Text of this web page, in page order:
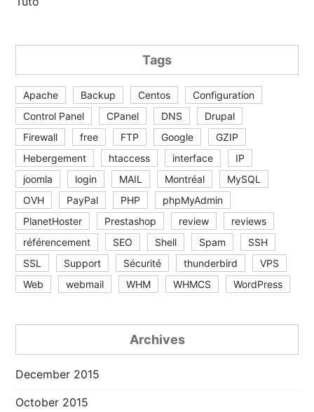
Tags
Apache Backup Centos
Configuration
Control Panel
CPanel DNS
Drupal
Firewall
free FTP Google
GZIP
Hebergement
htaccess interface
IP
joomla
login MAIL Montréal
MySQL
OVH
PayPal PHP
phpMyAdmin
PlanetHoster
Prestashop review
reviews
référencement
SEO Shell Spam
SSH
SSL
Support Sécurité thunderbird
VPS
Web
webmail WHM WHMCS WordPress
Archives
December 2015
October 2015